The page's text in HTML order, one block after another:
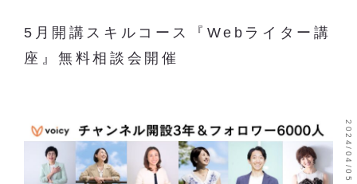
5月開講スキルコース『Webライター講
座』無料相談会開催
2024/04/05